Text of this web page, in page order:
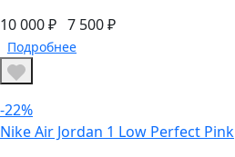
10 000 ₽ 7 500 ₽
Подробнее
-22%
Nike Air Jordan 1 Low Perfect Pink